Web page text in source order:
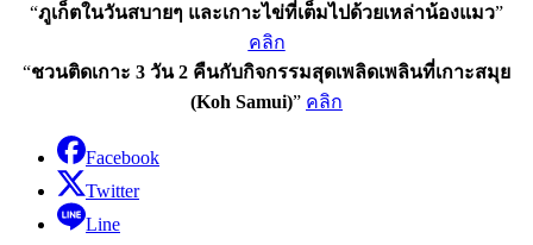
“ภูเก็ตในวันสบายๆ และเกาะไข่ที่เต็มไปด้วยเหล่าน้องแมว”
คลิก
“ชวนติดเกาะ 3 วัน 2 คืนกับกิจกรรมสุดเพลิดเพลินที่เกาะสมุย
(Koh Samui)” คลิก
Facebook
Twitter
Line